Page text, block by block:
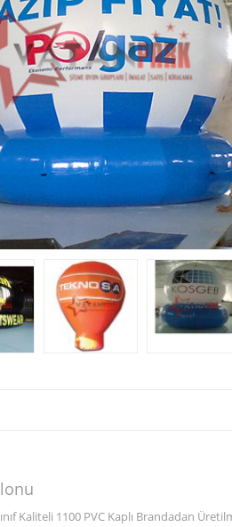
Kaliteli 1100 PVC Kaplı Brandadan